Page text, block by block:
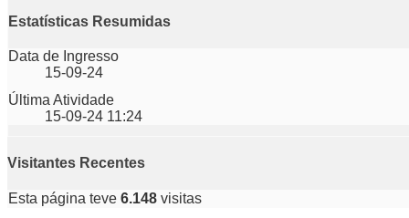
Estatísticas Resumidas
Data de Ingresso
15-09-24
Última Atividade
15-09-24 11:24
Visitantes Recentes
Esta página teve 6.148 visitas